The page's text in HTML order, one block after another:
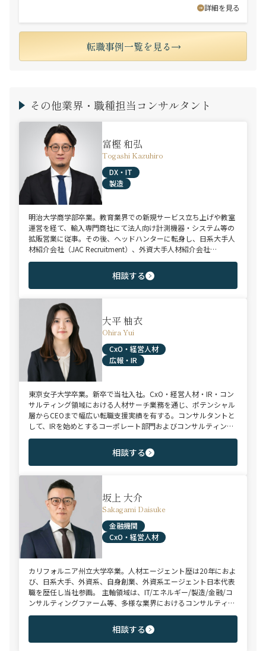
詳細を見る
転職事例一覧を見る
その他業界・職種担当コンサルタント
富樫 和弘
Togashi Kazuhiro
DX・IT
製造
明治大学商学部卒業。教育業界での新規サービス立ち上げや教室
運営を経て、輸入専門商社にて法人向け計測機器・システム等の
拡販営業に従事。その後、ヘッドハンターに転身し、日系大手人
材紹介会社（JAC Recruitment）、外資大手人材紹介会社
（Adecco）を経て当社に参画。 製造全般/プラントエンジニアリ
ング/物流/SIer/SaaSまで幅広い領域、職種全般でのご支援が可
能。これまで2500名超の候補者様と面談、200名を超える転職支
援実績を有する。
相談する
大平 柚衣
Ohira Yui
CxO・経営人材
広報・IR
東京女子大学卒業。新卒で当社入社。CxO・経営人材・IR・コン
サルティング領域における人材サーチ業務を通じ、ポテンシャル
層からCEOまで幅広い転職支援実績を有する。コンサルタントと
して、IRを始めとするコーポレート部門およびコンサルティング
ファーム領域を中心に担当。未経験・ポテンシャル層からミド
ル・ハイクラス層まで、年代・職階を問わず幅広くご支援可能。
相談する
坂上 大介
Sakagami Daisuke
金融機関
CxO・経営人材
カリフォルニア州立大学卒業。人材エージェント歴は20年におよ
び、日系大手、外資系、自身創業、外資系エージェント日本代表
職を歴任し当社参画。 主軸領域は、IT/エネルギー/製造/金融/コ
ンサルティングファーム等、多様な業界におけるコンサルティン
グ/法務/財務/リスク・コンプライアンス/CxO、等。 近年ご支援
した求職者様の内定年収の中央値は約2,000万円。長年の実績と
クライアント採用企業様との強固な信頼関係をもとに、独占ポジ
ション（特命案件）のご提案を通じ、求職者の皆様へ付加価値を
相談する